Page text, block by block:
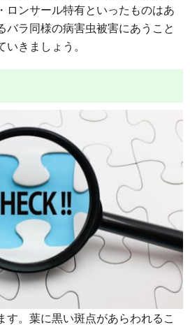
ロンサール特有といったものはあ
バラ同様の病害虫被害にあうこと
きましょう。
す。葉に黒い斑点があらわれるこ